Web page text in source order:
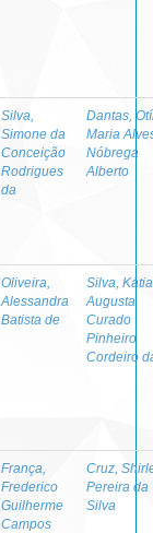
Silva,
Simone da
Conceição
Rodrigues
da
Dantas,
Maria
Nóbrega
Alberto
Oliveira,
Alessandra
Batista de
Silva, Kátia
Augusta
Curado
Pinheiro
Cordeiro
França,
Frederico
Guilherme
Campos
Cruz,
Pereira da
Silva